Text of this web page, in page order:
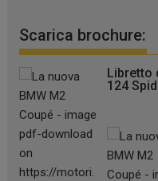
Scarica brochure:
Libretto
124